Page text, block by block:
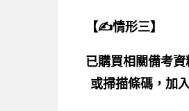
【✍情形三】
已購買相關備考
或掃描條碼，加